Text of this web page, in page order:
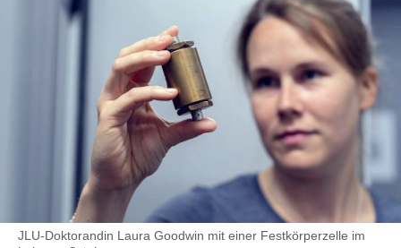
JLU-Doktorandin Laura Goodwin mit einer Festkörperzelle im